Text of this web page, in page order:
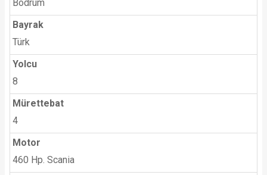
Bodrum
Bayrak
Türk
Yolcu
8
Mürettebat
4
Motor
460 Hp. Scania